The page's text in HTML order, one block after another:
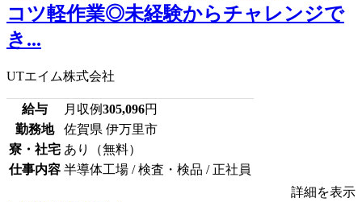
コツ軽作業◎未経験からチャレンジで
き...
UTエイム株式会社
給与 月収例305,096円
勤務地
佐賀県 伊万里市
寮・社宅 あり（無料）
仕事内容 半導体工場 / 検査・検品 / 正社員
詳細を表示